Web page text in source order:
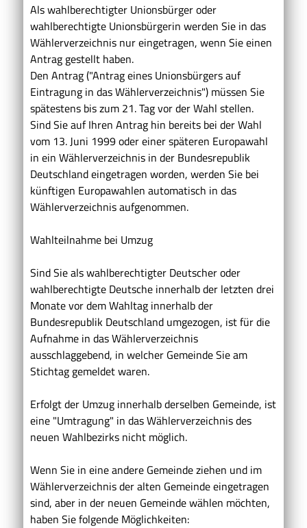
Als wahlberechtigter Unionsbürger oder
wahlberechtigte Unionsbürgerin werden Sie in das
Wählerverzeichnis nur eingetragen, wenn Sie einen
Antrag gestellt haben.
Den Antrag ("Antrag eines Unionsbürgers auf
Eintragung in das Wählerverzeichnis") müssen Sie
spätestens bis zum 21. Tag vor der Wahl stellen.
Sind Sie auf Ihren Antrag hin bereits bei der Wahl
vom 13. Juni 1999 oder einer späteren Europawahl
in ein Wählerverzeichnis in der Bundesrepublik
Deutschland eingetragen worden, werden Sie bei
künftigen Europawahlen automatisch in das
Wählerverzeichnis aufgenommen.
Wahlteilnahme bei Umzug
Sind Sie als wahlberechtigter Deutscher oder
wahlberechtigte Deutsche innerhalb der letzten drei
Monate vor dem Wahltag innerhalb der
Bundesrepublik Deutschland umgezogen, ist für die
Aufnahme in das Wählerverzeichnis
ausschlaggebend, in welcher Gemeinde Sie am
Stichtag gemeldet waren.
Erfolgt der Umzug innerhalb derselben Gemeinde, ist
eine "Umtragung" in das Wählerverzeichnis des
neuen Wahlbezirks nicht möglich.
Wenn Sie in eine andere Gemeinde ziehen und im
Wählerverzeichnis der alten Gemeinde eingetragen
sind, aber in der neuen Gemeinde wählen möchten,
haben Sie folgende Möglichkeiten: